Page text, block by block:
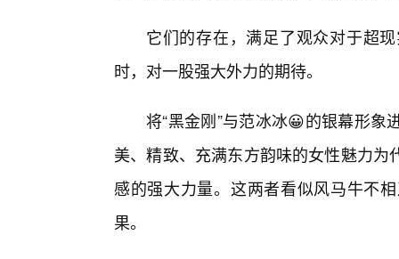
它们的存在，满足了观众对于超
时，对一股强大外力的期待。
将“黑金刚”与范冰冰😀的银幕形
美、精致、充满东方韵味的女性魅力
感的强大力量。这两者看似风马牛不
果。